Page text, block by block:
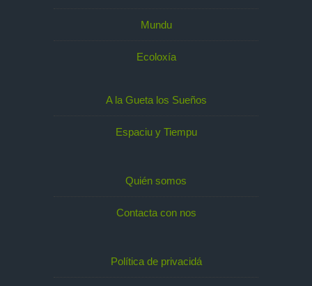
Mundu
Ecoloxía
A la Gueta los Sueños
Espaciu y Tiempu
Quién somos
Contacta con nos
Política de privacidá